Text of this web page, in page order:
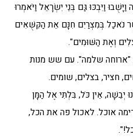
וַיִּבְכּוּ גַּם בְּנֵי יִשְׂרָאֵל וַיֹּאמְרוּ
נֹאכַל בְּמִצְרַיִם חִנָּם אֵת הַקִּשֻּׁאִים
וְאֶת הַשּׁוּמִים".
שלמה". עם שש מנות
חציר, בצלים, שומים.
יְבֵשָׁה, אֵין כֹּל, בִּלְתִּי אֶל הַמָּן
אוכל. לאכול פה את הכל,